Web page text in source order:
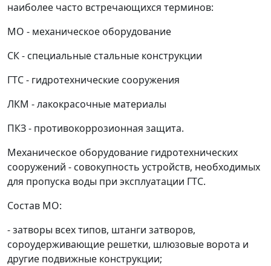
наиболее часто встречающихся терминов:
МО - механическое оборудование
СК - специальные стальные конструкции
ГТС - гидротехнические сооружения
ЛКМ - лакокрасочные материалы
ПКЗ - противокоррозионная защита.
Механическое оборудование гидротехнических
сооружений - совокупность устройств, необходимых
для пропуска воды при эксплуатации ГТС.
Состав МО:
- затворы всех типов, штанги затворов,
сороудерживающие решетки, шлюзовые ворота и
другие подвижные конструкции;